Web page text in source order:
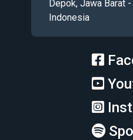
Depok, Jawa Barat
Indonesia